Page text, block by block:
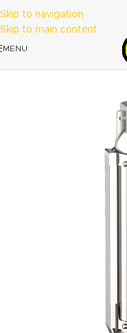
Skip to navigation
Skip to main content
MENU